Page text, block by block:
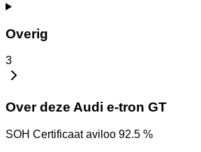
Overig
3
Over deze Audi e-tron GT
SOH Certificaat aviloo 92.5 %